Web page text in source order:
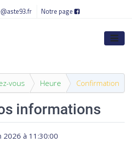
Notre page
vous Heure Confirmation
informations
2026 à 11:30:00